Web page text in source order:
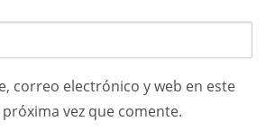
correo electrónico y web en este
vez que comente.